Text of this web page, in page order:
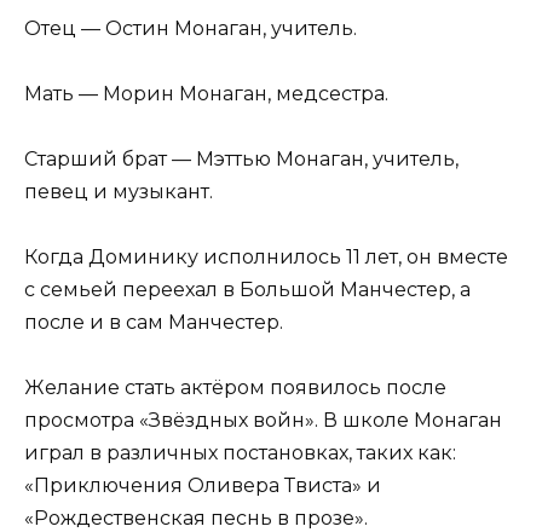
Отец — Остин Монаган, учитель.
Мать — Морин Монаган, медсестра.
Старший брат — Мэттью Монаган, учитель,
певец и музыкант.
Когда Доминику исполнилось 11 лет, он вместе
с семьей переехал в Большой Манчестер, а
после и в сам Манчестер.
Желание стать актёром появилось после
просмотра «Звёздных войн». В школе Монаган
играл в различных постановках, таких как:
«Приключения Оливера Твиста» и
«Рождественская песнь в прозе».